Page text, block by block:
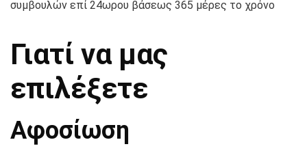
συμβουλών επί 24ωρου βάσεως 365 μέρες το χρόνο
Γιατί να μας
επιλέξετε
Αφοσίωση